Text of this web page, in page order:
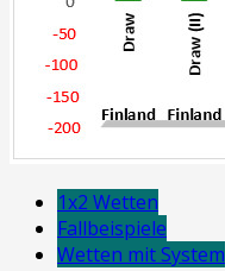
1x2 Wetten
Fallbeispiele
Wetten mit System